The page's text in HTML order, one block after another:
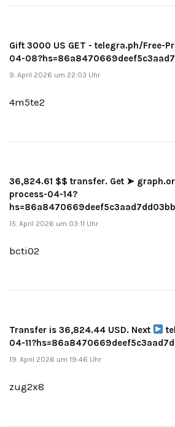
Gift 3000 US GET - telegra.ph/Free-
04-
9. April 2026 um 22:03 Uhr
4m5te2
36,824.61 $$ transfer. Get ➤
process-04-14?
15. April 2026 um 03:11 Uhr
bcti02
Transfer is 36,824.44 USD. Next
04-
19. April 2026 um 19:46 Uhr
zug2x8